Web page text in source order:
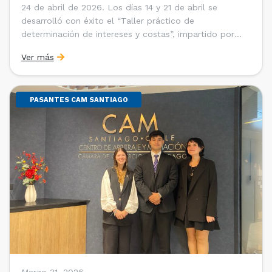
24 de abril de 2026. Los días 14 y 21 de abril se
desarrolló con éxito el “Taller práctico de
determinación de intereses y costas”, impartido por
Universidad Católica de Chile y Magíster en Economía
de la Universidad de Chicago) y María Luisa Petitpas
[…]
Ver más
PASANTES CAM SANTIAGO